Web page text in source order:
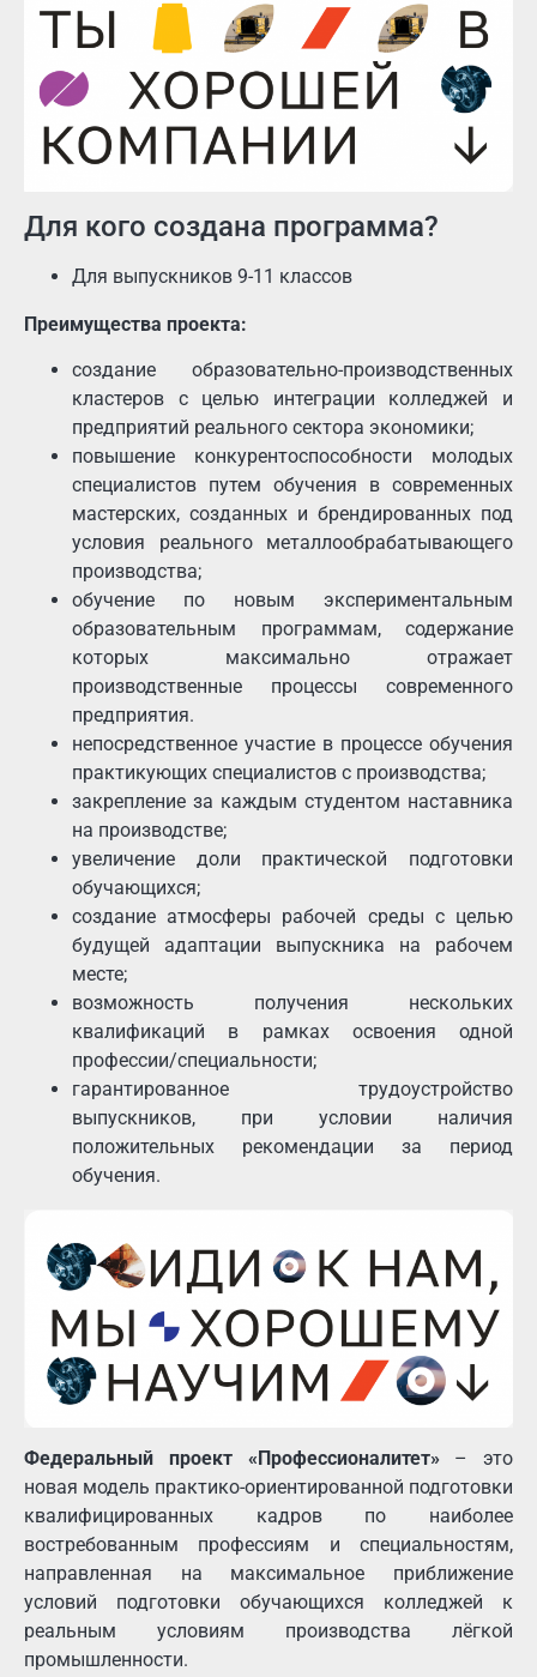
Для кого создана программа?
Для выпускников 9-11 классов
Преимущества проекта:
создание образовательно-производственных
кластеров с целью интеграции колледжей и
предприятий реального сектора экономики;
повышение конкурентоспособности молодых
специалистов путем обучения в современных
мастерских, созданных и брендированных под
условия реального металлообрабатывающего
производства;
обучение по новым экспериментальным
образовательным программам, содержание
которых максимально отражает
производственные процессы современного
предприятия.
непосредственное участие в процессе обучения
практикующих специалистов с производства;
закрепление за каждым студентом наставника
на производстве;
увеличение доли практической подготовки
обучающихся;
создание атмосферы рабочей среды с целью
будущей адаптации выпускника на рабочем
месте;
возможность получения нескольких
квалификаций в рамках освоения одной
профессии/специальности;
гарантированное трудоустройство
выпускников, при условии наличия
положительных рекомендации за период
обучения.
Федеральный проект «Профессионалитет» – это
новая модель практико-ориентированной подготовки
квалифицированных кадров по наиболее
востребованным профессиям и специальностям,
направленная на максимальное приближение
условий подготовки обучающихся колледжей к
реальным условиям производства лёгкой
промышленности.